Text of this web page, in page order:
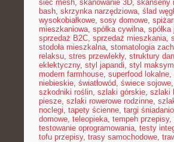
sieć mesh, skanowanie 3D, skanseny
bash, skrzynka narzędziowa, ślad
wysokobiałkowe, sosy domowe,
mieszkaniowa, spółka cywilna, spółka
sprzedaż B2C, sprzedaż mieszkania,
stodoła mieszkalna, stomatologia
relaksu, stres przewlekły, struktury
eklektyczny, styl japandi, styl
modern farmhouse, superfood lokalne,
niebieskie, światłowód, świece sojowe,
szkodniki roślin, szlaki górskie, szlaki
piesze, szlaki rowerowe rodzinne,
noclegi, tapety ścienne, targi
domowe, teleopieka, tempeh przepisy,
testowanie oprogramowania, testy
tofu przepisy, trasy samochodowe,